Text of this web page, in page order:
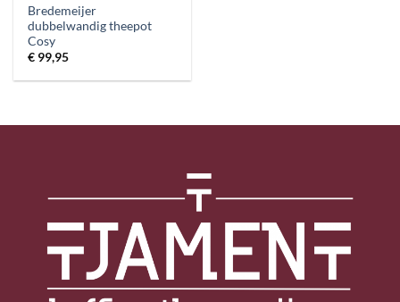
Bredemeijer
dubbelwandig theepot
Cosy
€ 99,95